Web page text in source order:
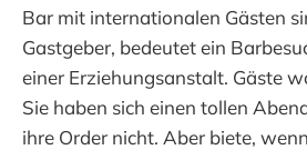
Bar mit internationalen Gästen
Gastgeber, bedeutet ein
einer Erziehungsanstalt. Gäste
Sie haben sich einen tollen
ihre Order nicht. Aber biete,